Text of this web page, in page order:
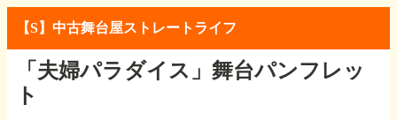
【S】中古舞台屋ストレートライフ
「夫婦パラダイス」舞台パンフレッ
ト